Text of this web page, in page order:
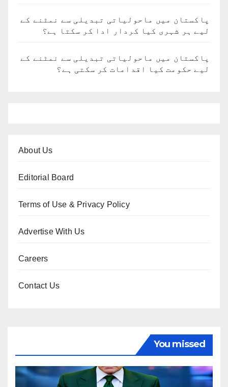
پاکستان میں ماحولیاتی تبدیلی سے نمٹنے کے
لیے ہر شہری کیا کردار ادا کر سکتا ہے؟
پاکستان میں ماحولیاتی تبدیلی سے نمٹنے کے
لیے حکومت کیا اقدامات کر سکتی ہے؟
About Us
Editorial Board
Terms of Use & Privacy Policy
Advertise With Us
Careers
Contact Us
You missed